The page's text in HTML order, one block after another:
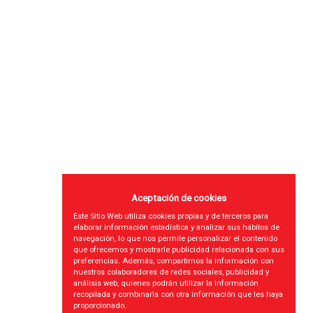
Aceptación de cookies
Este Sitio Web utiliza cookies propias y de terceros para
elaborar información estadística y analizar sus hábitos de
navegación, lo que nos permite personalizar el contenido
que ofrecemos y mostrarle publicidad relacionada con sus
preferencias. Además, compartimos la información con
nuestros colaboradores de redes sociales, publicidad y
análisis web, quienes podrán utilizar la información
recopilada y combinarla con otra información que les haya
proporcionado.